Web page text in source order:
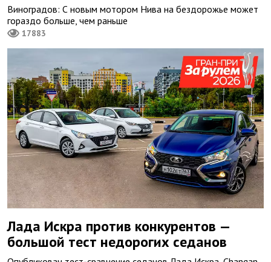
Виноградов: С новым мотором Нива на бездорожье может
гораздо больше, чем раньше
17883
Лада Искра против конкурентов —
большой тест недорогих седанов